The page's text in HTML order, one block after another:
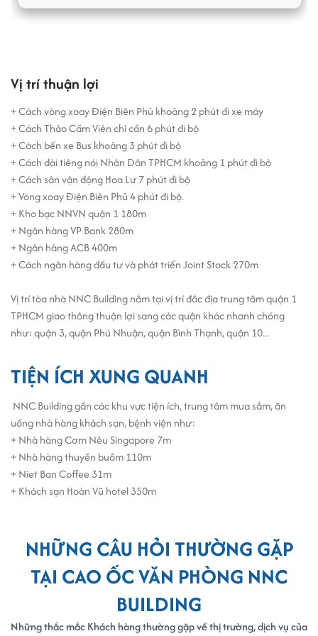
Tiện ích và trang thiết bị hiện đại
Internet cáp quang mạnh
Camera an ninh sắc nét & bảo vệ 24/7
Hệ thống PCCC tự động đạt chuẩn
Máy phát điện dự phòng công suất lớn (1.000 KW) – đảm
bảo không gián đoạn công việc
WC riêng biệt nam/nữ sạch sẽ cho từng tầng
Tất cả đều được quản lý bởi đội ngũ chuyên nghiệp, đảm bảo chất
lượng dịch vụ ổn định và hiệu quả.
Vì sao nên chọn thuê văn phòng tại NNC
Building?
Vị trí đắc địa đường Nguyễn Đình Chiểu, trung tâm
Giá thuê hợp lý – dịch vụ tốt – phù hợp cho startup, văn
phòng đại diện, công ty SMEs
Dễ dàng di chuyển và kết nối với các quận trung tâm
Bạn đang tìmvăn phòng cho thuê đường Nguyễn Đình Chiểu
vực quận 1? NNC Building – giải pháp hoàn hảo cho không gian làm
việc hiện đại, tiện nghi, chi phí tối ưu.
CÔNG TY CỔ PHẦN NỤ CƯỜI KHÁCH HÀNG
- Mã số thuế : 0311642144
- Địa chỉ : Lầu 3, tòa nhà NNC Building, số 16 Nguyễn Đình Chiểu,
Phường Đa Kao, Quận 1, Tp Hồ Chí Minh.
CÔNG TY TNHH JAM DIGITAL
Vị trí thuận lợi
+ Cách vòng xoay Điện Biên Phủ khoảng 2 phút đi xe máy
+ Cách Thảo Cầm Viên chỉ cần 6 phút đi bộ
+ Cách bến xe Bus khoảng 3 phút đi bộ
+ Cách đài tiêng nói Nhân Dân TPHCM khoảng 1 phút đi bộ
+ Cách sân vận động Hoa Lư 7 phút đi bộ
+ Vòng xoay Điện Biên Phủ 4 phút đi bộ.
+ Kho bạc NNVN quận 1 180m
+ Ngân hàng VP Bank 280m
+ Ngân hàng ACB 400m
+ Cách ngân hàng đầu tư và phát triển Joint Stock 270m
Vị trí tòa nhà NNC Building nằm tại vị trí đắc địa trung tâm quận 1
TPHCM giao thông thuận lợi sang các quận khác nhanh chóng
như: quận 3, quận Phú Nhuận, quận Bình Thạnh, quận 10...
TIỆN ÍCH XUNG QUANH
NNC Building gần các khu vực tiện ích, trung tâm mua sắm, ăn
uống nhà hàng khách sạn, bệnh viện như:
+ Nhà hàng Cơm Nêu Singapore 7m
+ Nhà hàng thuyền buồm 110m
+ Niet Ban Coffee 31m
+ Khách sạn Hoàn Vũ hotel 350m
NHỮNG CÂU HỎI THƯỜNG GẶP
TẠI CAO ỐC VĂN PHÒNG NNC
BUILDING
Những thắc mắc Khách hàng thường gặp về thị trường, dịch vụ của